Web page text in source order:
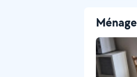
Ménage